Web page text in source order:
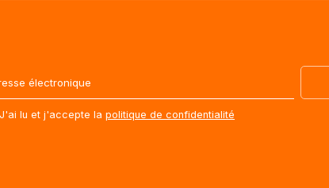
J'ai lu et j'accepte la politique de confidentialité